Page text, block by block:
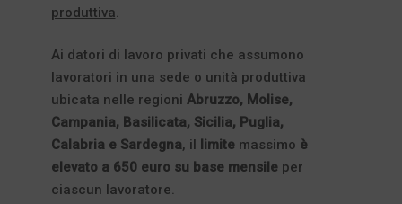
produttiva
Ai datori di lavoro privati che assumono
lavoratori in una sede o unità produttiva
ubicata nelle regioni Abruzzo, Molise,
Campania, Basilicata, Sicilia, Puglia,
Calabria e Sardegna, il limitemassimo è
elevato a 650 euro su base mensileper
ciascun lavoratore.